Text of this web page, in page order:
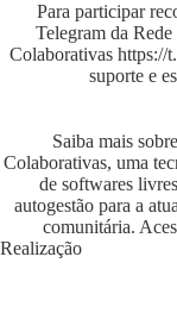
Para participar
Telegram da
Colaborativas https://
suporte e
Saiba mais
Colaborativas, uma
de softwares
autogestão para a
comunitária.
Realização